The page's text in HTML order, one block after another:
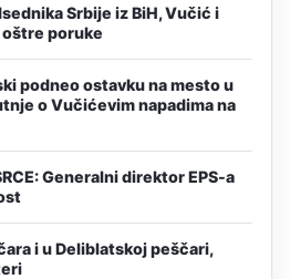
Srbije iz BiH, Vučić i
poruke
podneo ostavku na mesto u
o Vučićevim napadima na
Generalni direktor EPS-a
i u Deliblatskoj peščari,